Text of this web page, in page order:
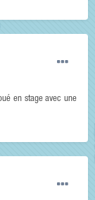
en stage avec une